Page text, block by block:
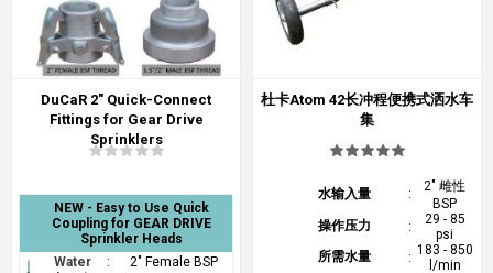
DuCaR 2" Quick-Connect
Fittings for Gear Drive
Sprinklers
NEW - Easy to Use Quick
Coupling for GEAR DRIVE
Sprinkler Heads
Water
: 2" Female BSP
杜卡Atom 42长冲程便携式洒水车
集
水输入量 :
2" 雌性
BSP
操作压力
:
29 - 85
psi
所需水量
: 183 - 850
l/min